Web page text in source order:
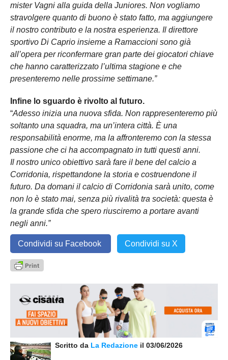
mister Vagni alla guida della Juniores. Non vogliamo
stravolgere quanto di buono è stato fatto, ma aggiungere
il nostro contributo e la nostra esperienza. Il direttore
sportivo Di Caprio insieme a Ramaccioni sono già
all’opera per riconfermare gran parte dei giocatori chiave
che hanno caratterizzato l’ultima stagione e che
presenteremo nelle prossime settimane.”
Infine lo sguardo è rivolto al futuro.
“Adesso inizia una nuova sfida. Non rappresenteremo più
soltanto una squadra, ma un’intera città. È una
responsabilità enorme, ma la affronteremo con la stessa
passione che ci ha accompagnato in tutti questi anni.
Il nostro unico obiettivo sarà fare il bene del calcio a
Corridonia, rispettandone la storia e costruendone il
futuro. Da domani il calcio di Corridonia sarà unito, come
non lo è stato mai, senza più rivalità tra società: questa è
la grande sfida che spero riusciremo a portare avanti
negli anni.”
Condividi su Facebook Condividi su X
Scritto da La Redazione il 03/06/2026